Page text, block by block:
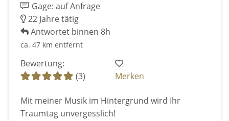
Gage: auf Anfrage
22 Jahre tätig
Antwortet binnen 8h
ca. 47 km entfernt
Bewertung:
(3)
Merken
Mit meiner Musik im Hintergrund wird Ihr
Traumtag unvergesslich!